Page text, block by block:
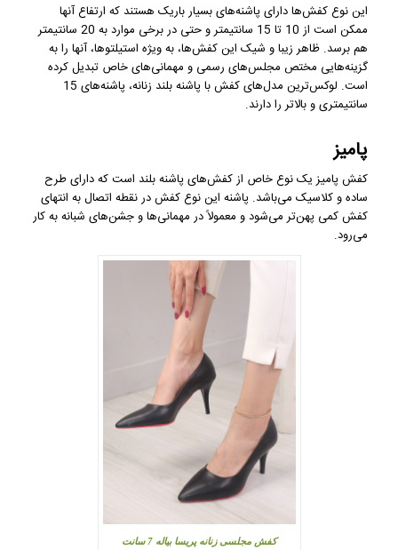
این نوع کفش‌ها دارای پاشنه‌های بسیار باریک هستند که ارتفاع آنها
ممکن است از 10 تا 15 سانتیمتر و حتی در برخی موارد به 20 سانتیمتر
هم برسد. ظاهر زیبا و شیک این کفش‌ها، به ویژه استیلتوها، آنها را به
گزینه‌هایی مختص مجلس‌های رسمی و مهمانی‌های خاص تبدیل کرده
است. لوکس‌ترین مدل‌های کفش با پاشنه بلند زنانه، پاشنه‌های 15
سانتیمتری و بالاتر را دارند.
پامیز
کفش پامیز یک نوع خاص از کفش‌های پاشنه بلند است که دارای طرح
ساده و کلاسیک می‌باشد. پاشنه این نوع کفش در نقطه اتصال به انتهای
کفش کمی پهن‌تر می‌شود و معمولاً در مهمانی‌ها و جشن‌های شبانه به کار
می‌رود.
کفش مجلسی زنانه پریسا بیاله 7 سانت